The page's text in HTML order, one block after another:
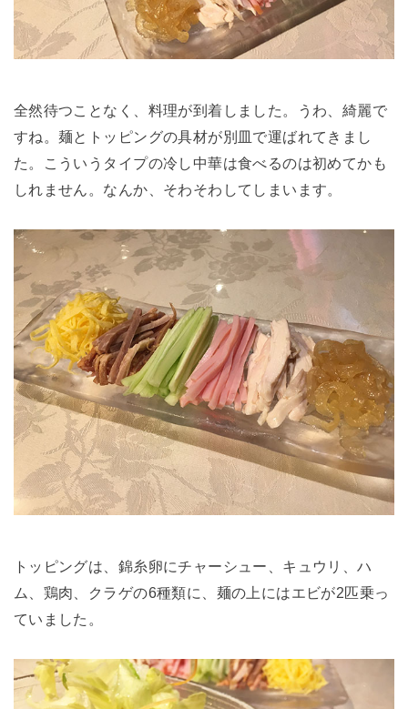
全然待つことなく、料理が到着しました。うわ、綺麗で
すね。麺とトッピングの具材が別皿で運ばれてきまし
た。こういうタイプの冷し中華は食べるのは初めてかも
しれません。なんか、そわそわしてしまいます。
トッピングは、錦糸卵にチャーシュー、キュウリ、ハ
ム、鶏肉、クラゲの6種類に、麺の上にはエビが2匹乗っ
ていました。